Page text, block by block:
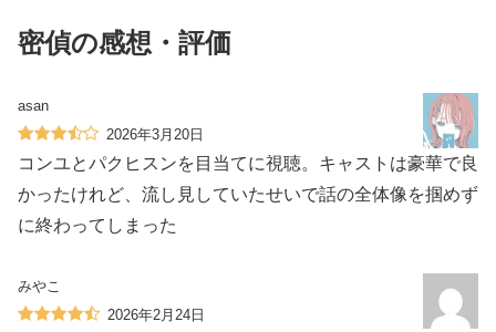
密偵の感想・評価
asan
2026年3月20日
コンユとパクヒスンを目当てに視聴。キャストは豪華で良
かったけれど、流し見していたせいで話の全体像を掴めず
に終わってしまった
みやこ
2026年2月24日